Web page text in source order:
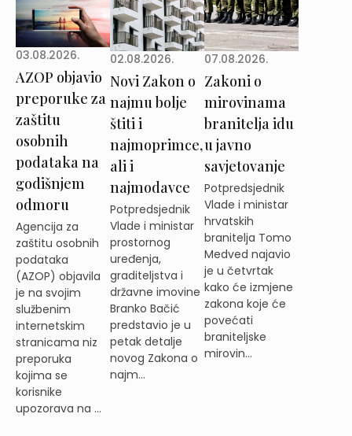
03.08.2026.
AZOP objavio
preporuke za
zaštitu
osobnih
podataka na
godišnjem
odmoru
Agencija za
zaštitu osobnih
podataka
(AZOP) objavila
je na svojim
službenim
internetskim
stranicama niz
preporuka
kojima se
korisnike
upozorava na ...
02.08.2026.
Novi Zakon o
najmu bolje
štiti i
najmoprimce,
ali i
najmodavce
Potpredsjednik
Vlade i ministar
prostornog
uređenja,
graditeljstva i
državne imovine
Branko Bačić
predstavio je u
petak detalje
novog Zakona o
najm...
07.08.2026.
Zakoni o
mirovinama
branitelja idu
u javno
savjetovanje
Potpredsjednik
Vlade i ministar
hrvatskih
branitelja Tomo
Medved najavio
je u četvrtak
kako će izmjene
zakona koje će
povećati
braniteljske
mirovin...